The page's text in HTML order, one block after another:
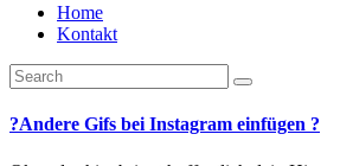
Home
Kontakt
?Andere Gifs bei Instagram einfügen ?